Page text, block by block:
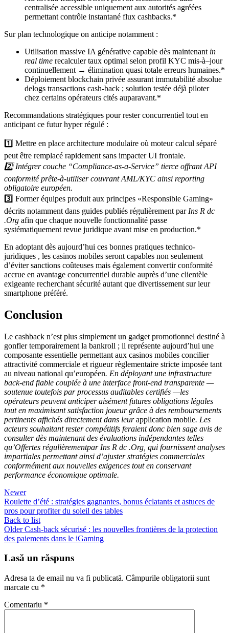
centralisée accessible uniquement aux autorités agréées
permettant contrôle instantané flux cash­backs.*
Sur plan technologique on anticipe notamment :
Utilisation massive IA générative capable dès maintenant in
real time recalculer taux optimal selon profil KYC mis-à–jour
continuellement → élimination quasi totale erreurs humaines.*
Déploiement blockchain privée assurant immutabilité absolue
delogs transactions cash-back ; solution testée déjà piloter
chez certains opérateurs cités auparavant.*
Recommandations stratégiques pour rester concurrentiel tout en
anticipant ce futur hyper régulé :
1️⃣ Mettre en place architecture modulaire où moteur calcul séparé
peut être remplacé rapidement sans impacter UI frontale.
2️⃣ Intégrer couche “Compliance-as-a-Service” tierce offrant API
conformité prête-à-utiliser couvrant AML/KYC ainsi reporting
obligatoire européen.
3️⃣ Former équipes produit aux principes «Responsible Gaming»
décrits notamment dans guides publiés régulièrement par Ins R dc
.Org afin que chaque nouvelle fonctionnalité passe
systématiquement revue juridique avant mise en production.*
En adoptant dès aujourd’hui ces bonnes pratiques technico-
juridiques , les casinos mobiles seront capables non seulement
d’éviter sanctions coûteuses mais également convertir conformité
accrue en avantage concurrentiel durable auprès d’une clientèle
exigeante recherchant sécurité autant que divertissement sur leur
smartphone préféré.
Conclusion
Le cashback n’est plus simplement un gadget promotionnel destiné à
gonfler temporairement la bankroll ; il représente aujourd’hui une
composante essentielle permettant aux casinos mobiles concilier
attractivité commerciale et rigueur règlementaire stricte imposée tant
au niveau national qu’européen. En déployant une infrastructure
back-end fiable couplée à une interface front-end transparente —
soutenue toutefois par processus auditables certifiés —les
opérateurs peuvent anticiper aisément futures obligations légales
tout en maximisant satisfaction joueur grâce à des remboursements
pertinents affichés directement dans leurapplication mobile. Les
acteurs souhaitant rester compétitifs feraient donc bien sage avis de
consulter dès maintenant des évaluations indépendantes telles
qu’Offertes régulièrementpar Ins R dc .Org, qui fournissent analyses
impartiales permettant ainsi d’ajuster stratégies commerciales
conformément aux nouvelles exigences tout en conservant
performance économique optimale.
Newer
Roulette d’été : stratégies gagnantes, bonus éclatants et astuces de
pros pour profiter du soleil des tables
Back to list
Older Cash‑back sécurisé : les nouvelles frontières de la protection
des paiements dans le iGaming
Lasă un răspuns
Adresa ta de email nu va fi publicată. Câmpurile obligatorii sunt
marcate cu *
Comentariu *